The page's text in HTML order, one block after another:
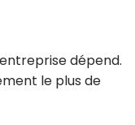
dépend.
le plus de